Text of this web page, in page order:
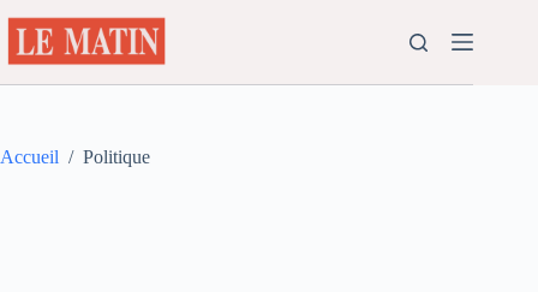
au
contenu
Accueil / Politique